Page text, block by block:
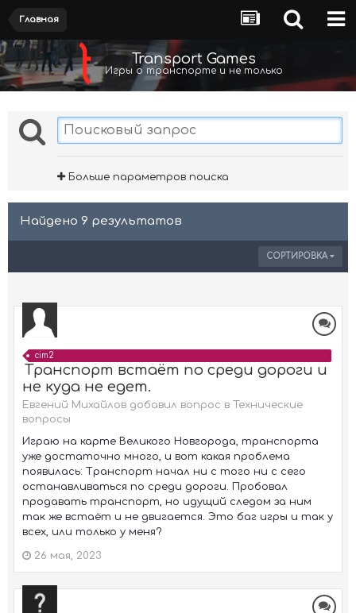
Главная
Transport Games
Игры о транспорте и не только
Больше параметров поиска
Найдено 9 результатов
СОРТИРОВКА
cim2
Транспорт встаёт по среди дороги и
не куда не едет.
Евгений Михайлов добавил вопрос в
Технические
вопросы
Играю на карте Великого Новгорода, транспорта
уже достаточно много, и вот какая проблема
появилась: Транспорт начал ни с того ни с сего
останавливаться по среди дороги. Пробовал
продавать транспорт, но идущий следом за ним
так же встаёт и не двигается. Это баг игры и так у
всех, или только у меня?
26 мая, 2023